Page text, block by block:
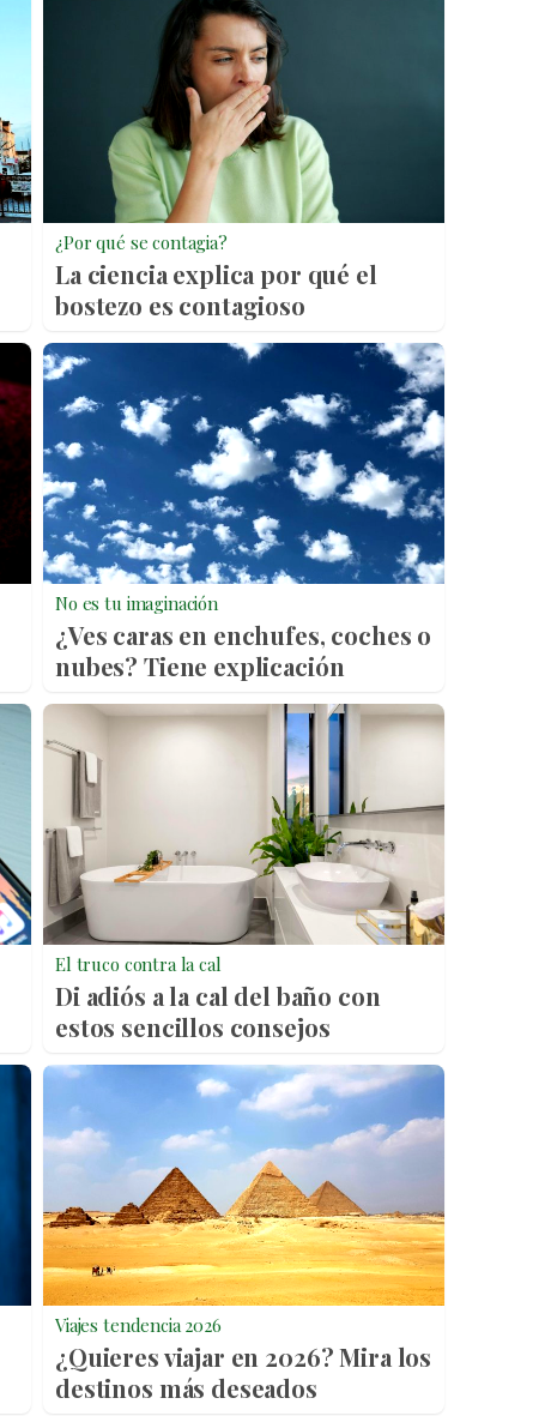
¿Por qué se contagia?
La ciencia explica por qué el
bostezo es contagioso
No es tu imaginación
¿Ves caras en enchufes, coches o
nubes? Tiene explicación
El truco contra la cal
Di adiós a la cal del baño con
estos sencillos consejos
Viajes tendencia 2026
¿Quieres viajar en 2026? Mira los
destinos más deseados